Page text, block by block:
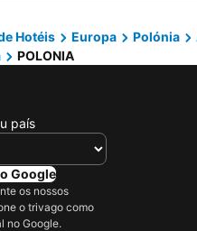
Airport
Kraków
Dworzec
Tour
Lady of Lourdes
Hotéis Europa Polónia
POLONIA
país
Google
os nossos
o trivago como
no Google.